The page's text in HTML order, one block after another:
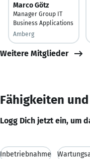
Marco Götz
Manager Group IT
Business Applications
Amberg
Weitere Mitglieder
Fähigkeiten
Logg Dich jetzt ein, um
Inbetriebnahme